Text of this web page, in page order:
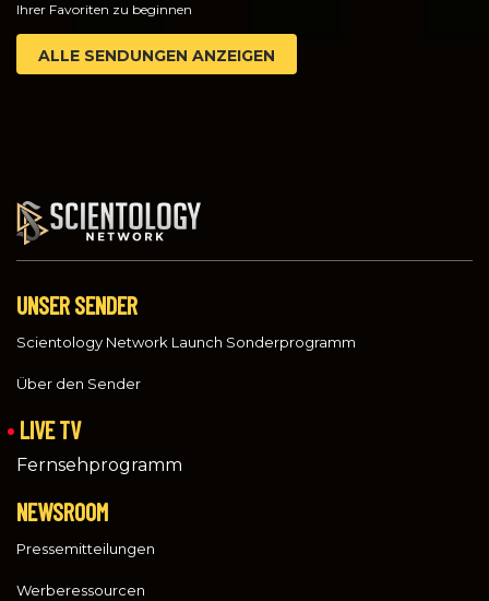
Ihrer Favoriten zu beginnen
ALLE SENDUNGEN ANZEIGEN
UNSER SENDER
Scientology Network Launch Sonderprogramm
Über den Sender
LIVE TV
Fernsehprogramm
NEWSROOM
Pressemitteilungen
Werberessourcen